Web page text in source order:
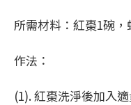
所需材料：紅棗1碗，
作法：
(1). 紅棗洗淨後加入